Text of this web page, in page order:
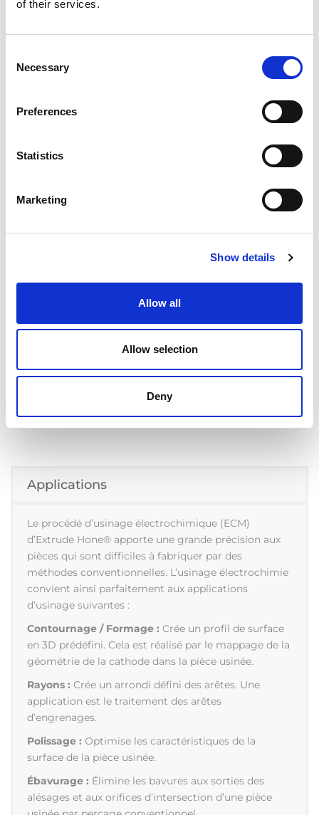
of their services.
Selection
Necessary
Preferences
Statistics
Marketing
Show details
Allow all
Allow selection
Deny
Applications
Le procédé d’usinage électrochimique (ECM)
d’Extrude Hone® apporte une grande précision aux
pièces qui sont difficiles à fabriquer par des
méthodes conventionnelles. L’usinage électrochimie
convient ainsi parfaitement aux applications
d’usinage suivantes :
Contournage / Formage : Crée un profil de surface
en 3D prédéfini. Cela est réalisé par le mappage de la
géométrie de la cathode dans la pièce usinée.
Rayons : Crée un arrondi défini des arêtes. Une
application est le traitement des arêtes
d’engrenages.
Polissage : Optimise les caractéristiques de la
surface de la pièce usinée.
Ébavurage : Élimine les bavures aux sorties des
alésages et aux orifices d’intersection d’une pièce